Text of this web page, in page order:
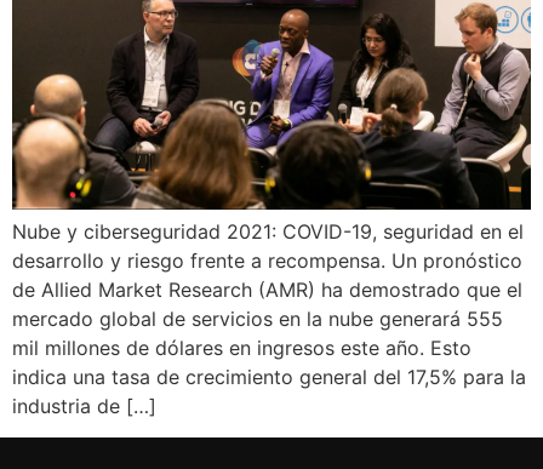
Nube y ciberseguridad 2021: COVID-19, seguridad en el
desarrollo y riesgo frente a recompensa. Un pronóstico
de Allied Market Research (AMR) ha demostrado que el
mercado global de servicios en la nube generará 555
mil millones de dólares en ingresos este año. Esto
indica una tasa de crecimiento general del 17,5% para la
industria de […]